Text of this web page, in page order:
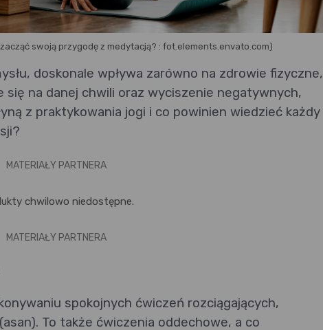
swoją przygodę z medytacją? : fot.elements.envato.com)
doskonale wpływa zarówno na zdrowie fizyczne,
się na danej chwili oraz wyciszenie negatywnych,
z praktykowania jogi i co powinien wiedzieć każdy
MATERIAŁY PARTNERA
chwilowo niedostępne.
MATERIAŁY PARTNERA
spokojnych ćwiczeń rozciągających,
To także ćwiczenia oddechowe, a co